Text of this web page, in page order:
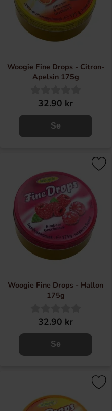
Woogie Fine Drops - Citron-
Apelsin 175g
32.90 kr
Se
Woogie Fine Drops - Hallon
175g
32.90 kr
Se